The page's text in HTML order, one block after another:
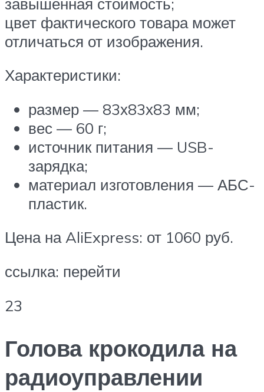
цвет фактического товара может
отличаться от изображения.
Характеристики:
размер — 83х83х83 мм;
вес — 60 г;
источник питания — USB-
зарядка;
материал изготовления — АБС-
пластик.
Цена на AliExpress: от 1060 руб.
ссылка: перейти
23
Голова крокодила на
радиоуправлении